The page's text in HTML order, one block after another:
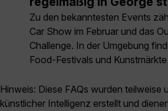
Zu den bekanntesten Events
Car Show im Februar und das
Challenge. In der Umgebung
Food-Festivals und
Hinweis: Diese FAQs wurden teilweise
künstlicher Intelligenz erstellt und